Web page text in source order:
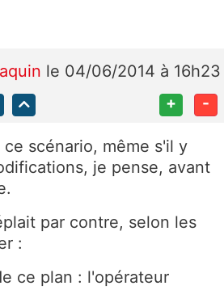
le 04/06/2014 à 16h23
+ -
ce scénario, même s'il y
je pense, avant
par contre, selon les
:
ce plan : l'opérateur